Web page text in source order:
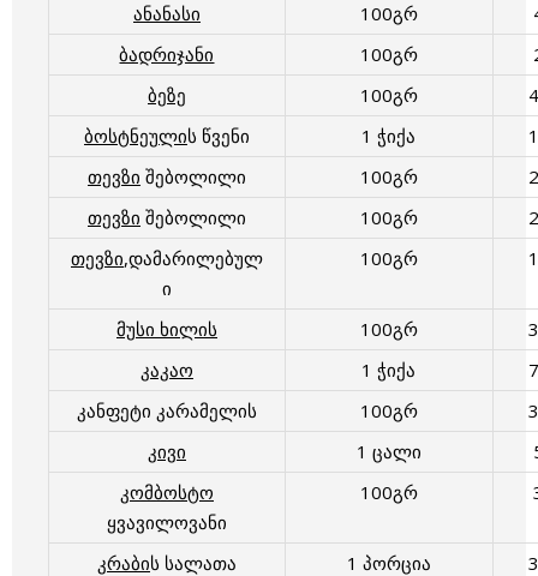
ანანასი
100გრ
ბადრიჯანი
100გრ
ბეზე
100გრ
ბოსტნეულის წვენი 1 ჭიქა
თევზი შებოლილი 100გრ
თევზი შებოლილი 100გრ
თევზი,დამარილებულ
ი
100გრ
მუსი ხილის 100გრ
კაკაო
1 ჭიქა
კანფეტი კარამელის
100გრ
კივი
1 ცალი
კომბოსტო
ყვავილოვანი
100გრ
კრაბის სალათა 1 პორცია